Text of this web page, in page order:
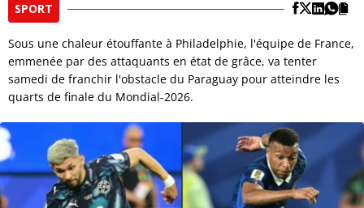
SPORT
Sous une chaleur étouffante à Philadelphie, l'équipe de France,
emmenée par des attaquants en état de grâce, va tenter
samedi de franchir l'obstacle du Paraguay pour atteindre les
quarts de finale du Mondial-2026.